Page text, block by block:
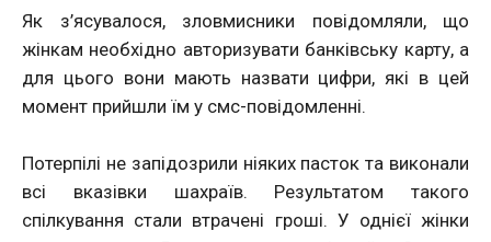
Як з’ясувалося, зловмисники повідомляли, що
жінкам необхідно авторизувати банківську карту, а
для цього вони мають назвати цифри, які в цей
момент прийшли їм у смс-повідомленні.
Потерпілі не запідозрили ніяких пасток та виконали
всі вказівки шахраїв. Результатом такого
спілкування стали втрачені гроші. У однієї жінки